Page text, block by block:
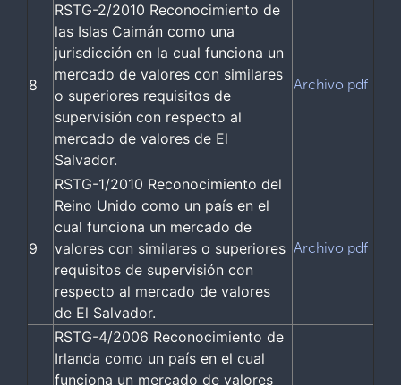
8
RSTG-2/2010 Reconocimiento de
las Islas Caimán como una
jurisdicción en la cual funciona un
mercado de valores con similares
o superiores requisitos de
supervisión con respecto al
mercado de valores de El
Salvador.
Archivo pdf
9
RSTG-1/2010 Reconocimiento del
Reino Unido como un país en el
cual funciona un mercado de
valores con similares o superiores
requisitos de supervisión con
respecto al mercado de valores
de El Salvador.
Archivo pdf
RSTG-4/2006 Reconocimiento de
Irlanda como un país en el cual
funciona un mercado de valores